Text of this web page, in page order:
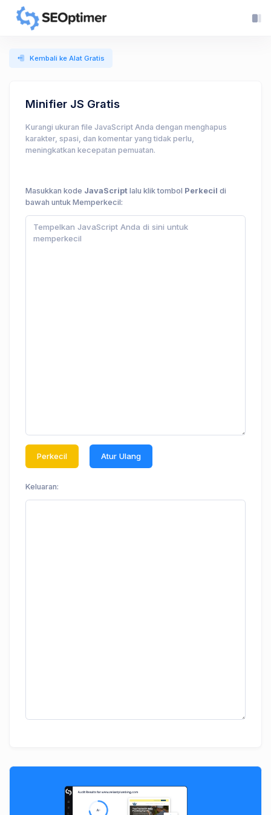
Kembali ke Alat Gratis
Minifier JS Gratis
Kurangi ukuran file JavaScript Anda dengan menghapus
karakter, spasi, dan komentar yang tidak perlu,
meningkatkan kecepatan pemuatan.
Masukkan kode JavaScript lalu klik tombol Perkecil di
bawah untuk Memperkecil:
Perkecil Atur Ulang
Keluaran: